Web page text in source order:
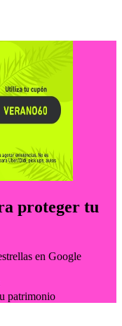
proteger tu
en Google
patrimonio